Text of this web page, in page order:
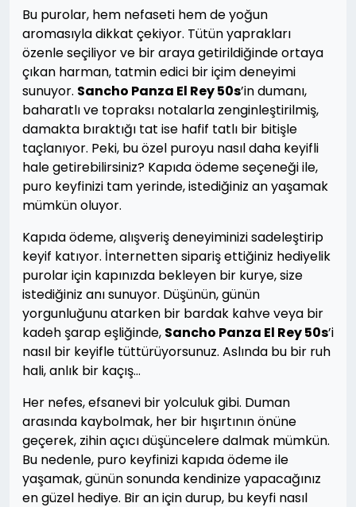
Bu purolar, hem nefaseti hem de yoğun
aromasıyla dikkat çekiyor. Tütün yaprakları
özenle seçiliyor ve bir araya getirildiğinde ortaya
çıkan harman, tatmin edici bir içim deneyimi
sunuyor. Sancho Panza El Rey 50s’in dumanı,
baharatlı ve topraksı notalarla zenginleştirilmiş,
damakta bıraktığı tat ise hafif tatlı bir bitişle
taçlanıyor. Peki, bu özel puroyu nasıl daha keyifli
hale getirebilirsiniz? Kapıda ödeme seçeneği ile,
puro keyfinizi tam yerinde, istediğiniz an yaşamak
mümkün oluyor.
Kapıda ödeme, alışveriş deneyiminizi sadeleştirip
keyif katıyor. İnternetten sipariş ettiğiniz hediyelik
purolar için kapınızda bekleyen bir kurye, size
istediğiniz anı sunuyor. Düşünün, günün
yorgunluğunu atarken bir bardak kahve veya bir
kadeh şarap eşliğinde, Sancho Panza El Rey 50s’i
nasıl bir keyifle tüttürüyorsunuz. Aslında bu bir ruh
hali, anlık bir kaçış…
Her nefes, efsanevi bir yolculuk gibi. Duman
arasında kaybolmak, her bir hışırtının önüne
geçerek, zihin açıcı düşüncelere dalmak mümkün.
Bu nedenle, puro keyfinizi kapıda ödeme ile
yaşamak, günün sonunda kendinize yapacağınız
en güzel hediye. Bir an için durup, bu keyfi nasıl